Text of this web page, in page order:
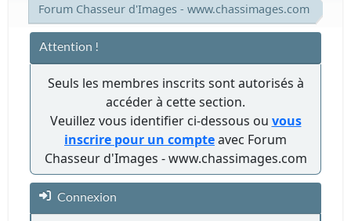
Forum Chasseur d'Images - www.chassimages.com
Attention !
Seuls les membres inscrits sont autorisés à
accéder à cette section.
Veuillez vous identifier ci-dessous ou vous
inscrire pour un compteavec Forum
Chasseur d'Images - www.chassimages.com
Connexion